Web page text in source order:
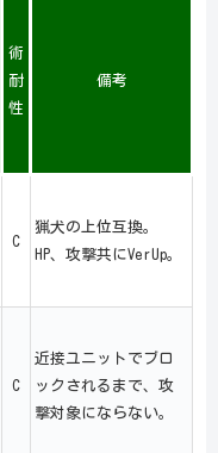
術
耐
性
備考
C
猟犬の上位互換。
HP、攻撃共にVerUp。
C
近接ユニットでブロ
ックされるまで、攻
撃対象にならない。